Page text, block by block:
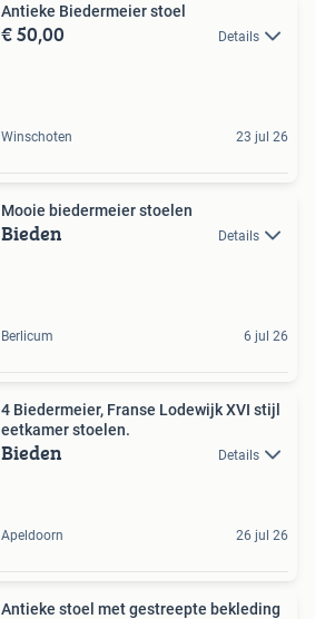
Antieke Biedermeier stoel
€ 50,00 Details
Winschoten 23 jul 26
Mooie biedermeier stoelen
Bieden Details
Berlicum 6 jul 26
4 Biedermeier, Franse Lodewijk XVI stijl
eetkamer stoelen.
Bieden Details
Apeldoorn 26 jul 26
Antieke stoel met gestreepte bekleding